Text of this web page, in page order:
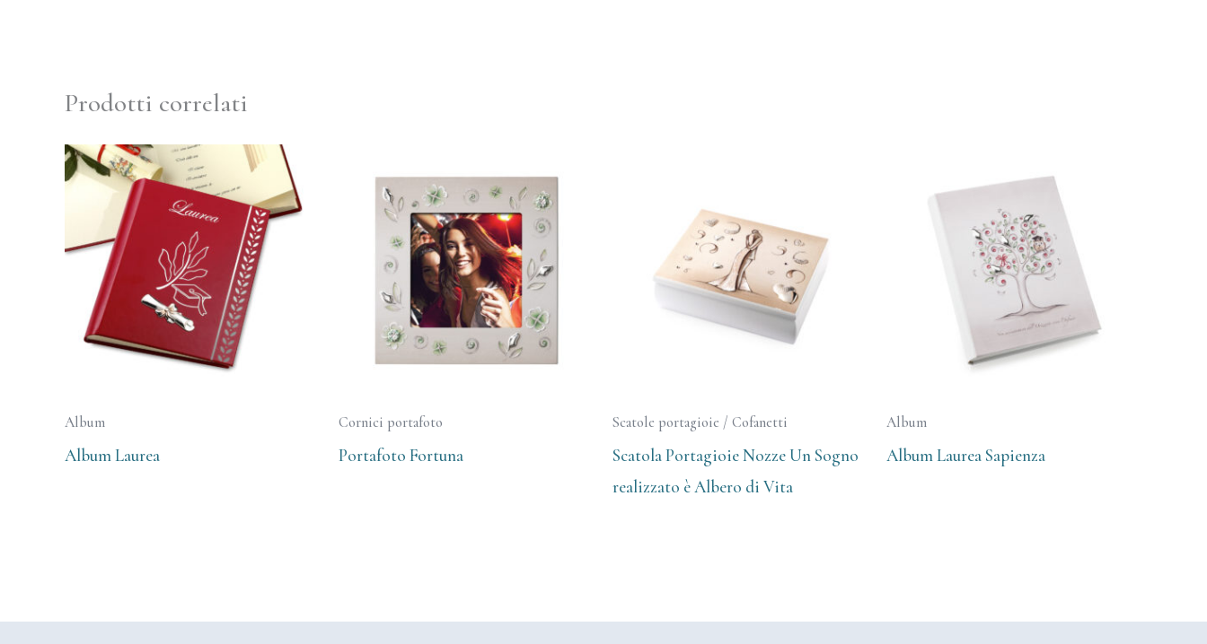
Prodotti correlati
Album
Album Laurea
Cornici portafoto
Portafoto Fortuna
Scatole portagioie / Cofanetti
Scatola Portagioie Nozze Un Sogno
realizzato è Albero di Vita
Album
Album Laurea Sapienza